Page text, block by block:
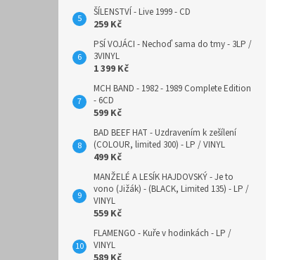
ŠÍLENSTVÍ - Live 1999 - CD
259 Kč
PSÍ VOJÁCI - Nechoď sama do tmy - 3LP /
3VINYL
1 399 Kč
MCH BAND - 1982 - 1989 Complete Edition
- 6CD
599 Kč
BAD BEEF HAT - Uzdravením k zešílení
(COLOUR, limited 300) - LP / VINYL
499 Kč
MANŽELÉ A LESÍK HAJDOVSKÝ - Je to
vono (Jižák) - (BLACK, Limited 135) - LP /
VINYL
559 Kč
FLAMENGO - Kuře v hodinkách - LP /
VINYL